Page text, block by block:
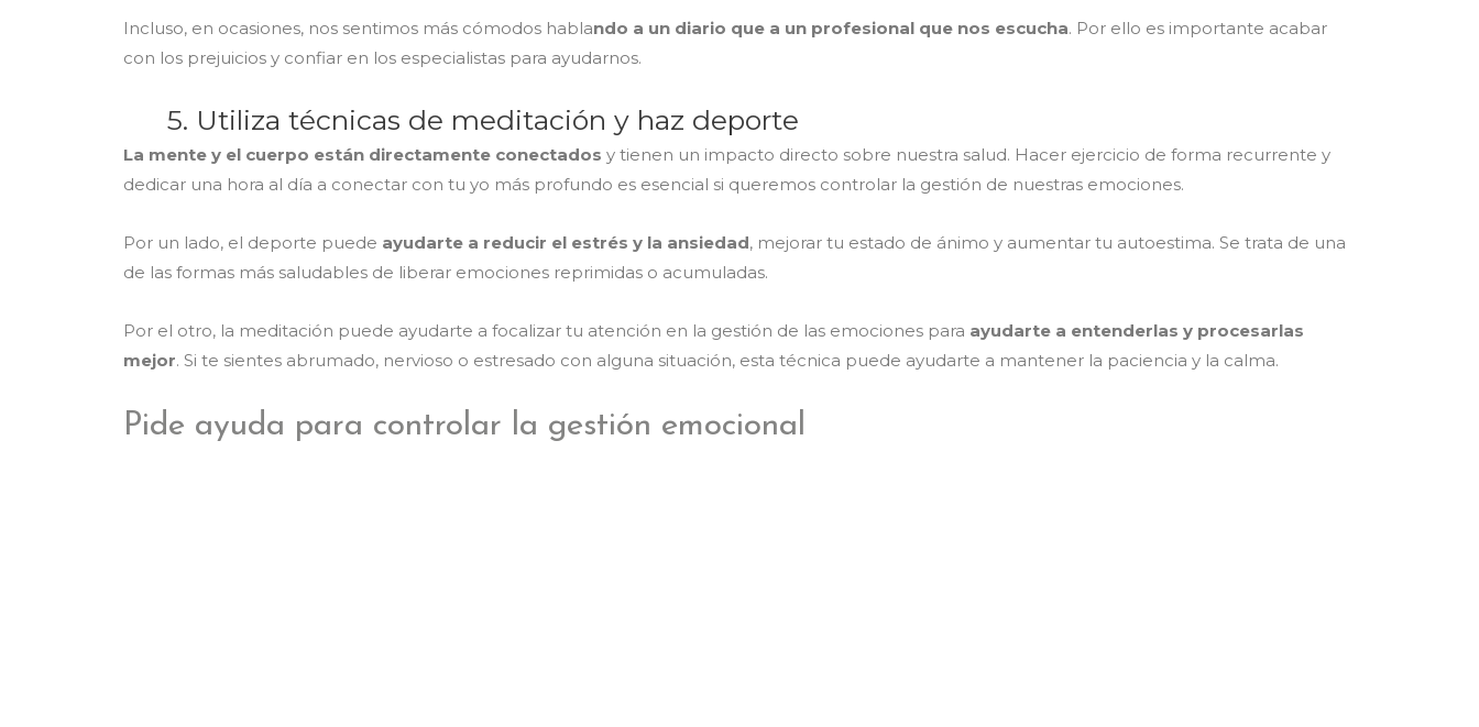
Incluso, en ocasiones, nos sentimos más cómodos hablando a un diario que a un profesional que nos escucha. Por ello es importante acabar
con los prejuicios y confiar en los especialistas para ayudarnos.
5. Utiliza técnicas de meditación y haz deporte
La mente y el cuerpo están directamente conectados y tienen un impacto directo sobre nuestra salud. Hacer ejercicio de forma recurrente y
dedicar una hora al día a conectar con tu yo más profundo es esencial si queremos controlar la gestión de nuestras emociones.
Por un lado, el deporte puede ayudarte a reducir el estrés y la ansiedad, mejorar tu estado de ánimo y aumentar tu autoestima. Se trata de una
de las formas más saludables de liberar emociones reprimidas o acumuladas.
Por el otro, la meditación puede ayudarte a focalizar tu atención en la gestión de las emociones para ayudarte a entenderlas y procesarlas
mejor. Si te sientes abrumado, nervioso o estresado con alguna situación, esta técnica puede ayudarte a mantener la paciencia y la calma.
Pide ayuda para controlar la gestión emocional